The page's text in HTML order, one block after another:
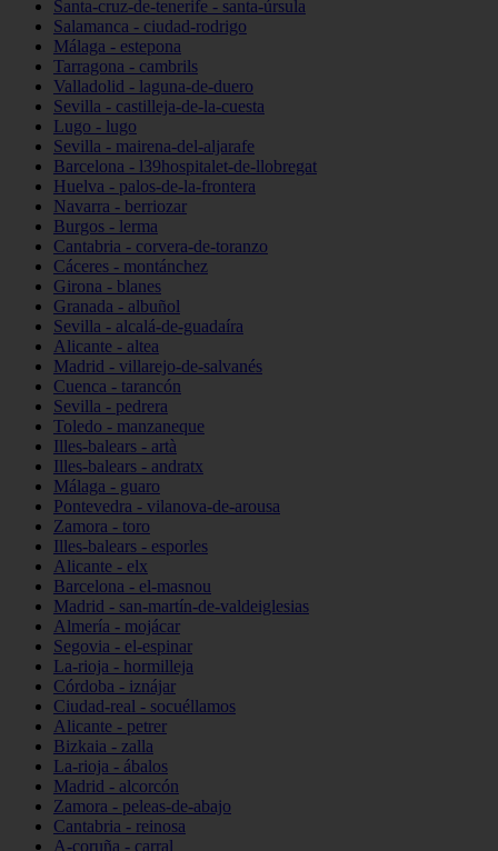
Santa-cruz-de-tenerife - santa-úrsula
Salamanca - ciudad-rodrigo
Málaga - estepona
Tarragona - cambrils
Valladolid - laguna-de-duero
Sevilla - castilleja-de-la-cuesta
Lugo - lugo
Sevilla - mairena-del-aljarafe
Barcelona - l39hospitalet-de-llobregat
Huelva - palos-de-la-frontera
Navarra - berriozar
Burgos - lerma
Cantabria - corvera-de-toranzo
Cáceres - montánchez
Girona - blanes
Granada - albuñol
Sevilla - alcalá-de-guadaíra
Alicante - altea
Madrid - villarejo-de-salvanés
Cuenca - tarancón
Sevilla - pedrera
Toledo - manzaneque
Illes-balears - artà
Illes-balears - andratx
Málaga - guaro
Pontevedra - vilanova-de-arousa
Zamora - toro
Illes-balears - esporles
Alicante - elx
Barcelona - el-masnou
Madrid - san-martín-de-valdeiglesias
Almería - mojácar
Segovia - el-espinar
La-rioja - hormilleja
Córdoba - iznájar
Ciudad-real - socuéllamos
Alicante - petrer
Bizkaia - zalla
La-rioja - ábalos
Madrid - alcorcón
Zamora - peleas-de-abajo
Cantabria - reinosa
A-coruña - carral